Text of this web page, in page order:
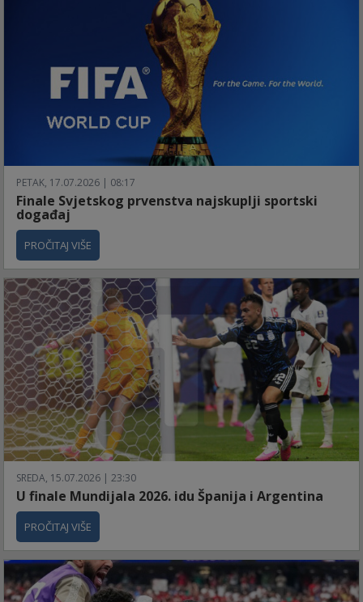
PETAK, 17.07.2026 | 08:17
Finale Svjetskog prvenstva najskuplji sportski
događaj
PROČITAJ VIŠE
SREDA, 15.07.2026 | 23:30
U finale Mundijala 2026. idu Španija i Argentina
PROČITAJ VIŠE